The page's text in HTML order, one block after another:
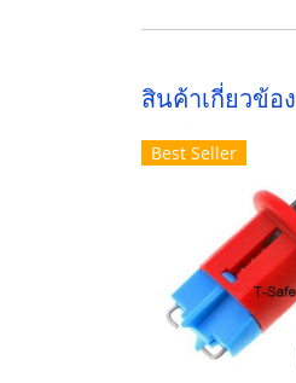
สินค้าเกี่ยวข้อง
Best Seller